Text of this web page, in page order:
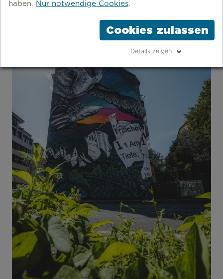
haben. Nur notwendige Cookies.
Cookies zulassen
Details zeigen